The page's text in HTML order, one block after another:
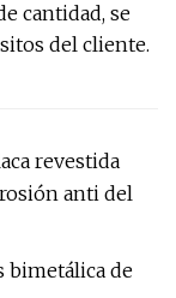
cantidad, se
del cliente.
revestida
anti del
bimetálica de